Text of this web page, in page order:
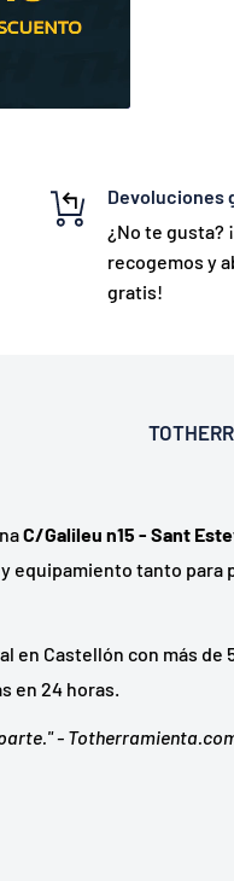
Devoluciones
¿No te gusta?
recogemos y
gratis!
C/Galileu n15 - Sant
equipamiento tanto para
en Castellón con más de
en 24 horas.
-